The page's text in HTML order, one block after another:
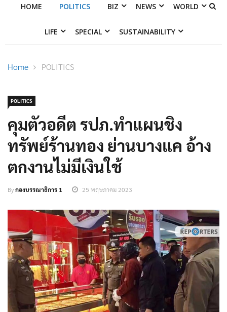
HOME POLITICS BIZ NEWS WORLD
LIFE SPECIAL SUSTAINABILITY
Home POLITICS
POLITICS
คุมตัวอดีต รปภ.ทำแผนชิง
ทรัพย์ร้านทอง ย่านบางแค อ้าง
ตกงานไม่มีเงินใช้
Byกองบรรณาธิการ 1 25 พฤษภาคม 2023